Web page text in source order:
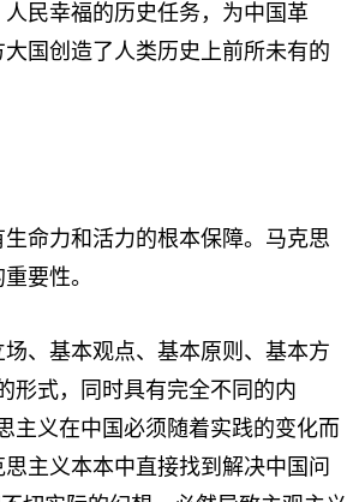
民幸福的历史任务，为中国革
国创造了人类历史上前所未有的
命力和活力的根本保障。马克思
要性。
、基本观点、基本原则、基本方
形式，同时具有完全不同的内
主义在中国必须随着实践的变化而
主义本本中直接找到解决中国问